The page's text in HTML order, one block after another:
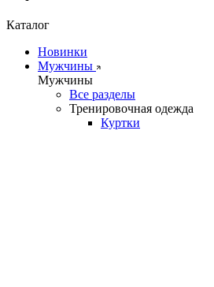
Каталог
Новинки
Мужчины
Мужчины
Все разделы
Тренировочная одежда
Куртки